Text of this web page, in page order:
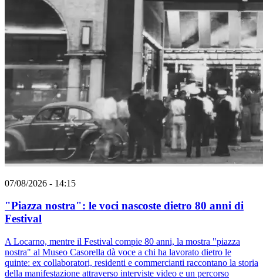
07/08/2026 - 14:15
"Piazza nostra": le voci nascoste dietro 80 anni di
Festival
A Locarno, mentre il Festival compie 80 anni, la mostra "piazza
nostra" al Museo Casorella dà voce a chi ha lavorato dietro le
quinte: ex collaboratori, residenti e commercianti raccontano la storia
della manifestazione attraverso interviste video e un percorso